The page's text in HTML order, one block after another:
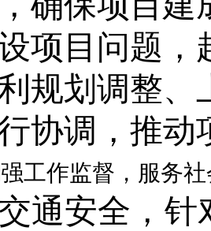
项目问题，
规划调整
协调，推动
工作监督，服务
通安全，针